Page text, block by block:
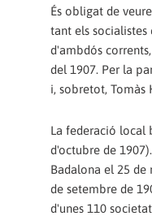
És obligat de
tant els socialistes
d'ambdós
del 1907. Per la
i, sobretot, Tomàs
La federació local
d'octubre de
Badalona el 25 de
de setembre de
d'unes 110